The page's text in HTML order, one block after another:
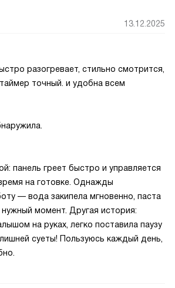
13.12.2025
разогревает, стильно смотрится,
точный. и удобна всем
панель греет быстро и управляется
на готовке. Однажды
— вода закипела мгновенно, паста
момент. Другая история:
на руках, легко поставила паузу
суеты! Пользуюсь каждый день,